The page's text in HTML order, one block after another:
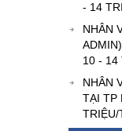
- 14
NHÂN
10 - 14
NHÂN
TẠI TP
TRIỆU/